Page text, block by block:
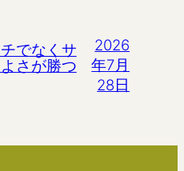
でなくサ
さが勝つ
2026
年7月
28日